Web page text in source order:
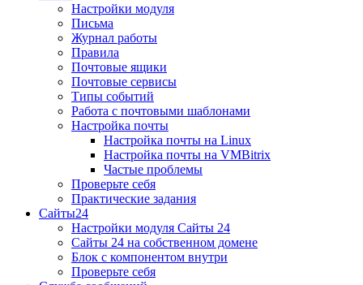
Настройки модуля
Письма
Журнал работы
Правила
Почтовые ящики
Почтовые сервисы
Типы событий
Работа с почтовыми шаблонами
Настройка почты
Настройка почты на Linux
Настройка почты на VMBitrix
Частые проблемы
Проверьте себя
Практические задания
Сайты24
Настройки модуля Сайты 24
Сайты 24 на собственном домене
Блок с компонентом внутри
Проверьте себя